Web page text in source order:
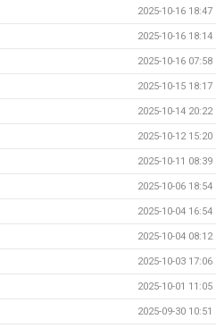
2025-10-16 18:47
2025-10-16 18:14
2025-10-16 07:58
2025-10-15 18:17
2025-10-14 20:22
2025-10-12 15:20
2025-10-11 08:39
2025-10-06 18:54
2025-10-04 16:54
2025-10-04 08:12
2025-10-03 17:06
2025-10-01 11:05
2025-09-30 10:51